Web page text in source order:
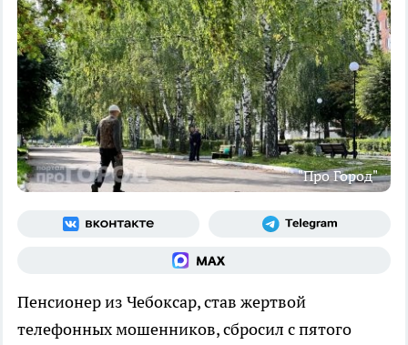
"Про Город"
Пенсионер из Чебоксар, став жертвой
телефонных мошенников, сбросил с пятого